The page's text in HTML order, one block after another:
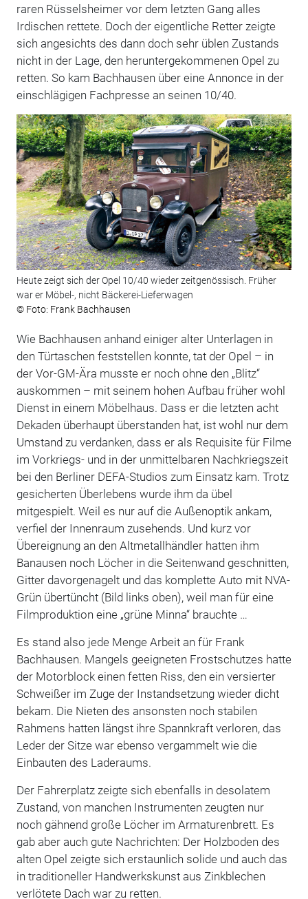
raren Rüsselsheimer vor dem letzten Gang alles
Irdischen rettete. Doch der eigentliche Retter zeigte
sich angesichts des dann doch sehr üblen Zustands
nicht in der Lage, den heruntergekommenen Opel zu
retten. So kam Bachhausen über eine Annonce in der
einschlägigen Fachpresse an seinen 10/40.
Heute zeigt sich der Opel 10/40 wieder zeitgenössisch. Früher
war er Möbel-, nicht Bäckerei-Lieferwagen
© Foto: Frank Bachhausen
Wie Bachhausen anhand einiger alter Unterlagen in
den Türtaschen feststellen konnte, tat der Opel – in
der Vor-GM-Ära musste er noch ohne den „Blitz“
auskommen – mit seinem hohen Aufbau früher wohl
Dienst in einem Möbelhaus. Dass er die letzten acht
Dekaden überhaupt überstanden hat, ist wohl nur dem
Umstand zu verdanken, dass er als Requisite für Filme
im Vorkriegs- und in der unmittelbaren Nachkriegszeit
bei den Berliner DEFA-Studios zum Einsatz kam. Trotz
gesicherten Überlebens wurde ihm da übel
mitgespielt. Weil es nur auf die Außenoptik ankam,
verfiel der Innenraum zusehends. Und kurz vor
Übereignung an den Altmetallhändler hatten ihm
Banausen noch Löcher in die Seitenwand geschnitten,
Gitter davorgenagelt und das komplette Auto mit NVA-
Grün übertüncht (Bild links oben), weil man für eine
Filmproduktion eine „grüne Minna“ brauchte …
Es stand also jede Menge Arbeit an für Frank
Bachhausen. Mangels geeigneten Frostschutzes hatte
der Motorblock einen fetten Riss, den ein versierter
Schweißer im Zuge der Instandsetzung wieder dicht
bekam. Die Nieten des ansonsten noch stabilen
Rahmens hatten längst ihre Spannkraft verloren, das
Leder der Sitze war ebenso vergammelt wie die
Einbauten des Laderaums.
Der Fahrerplatz zeigte sich ebenfalls in desolatem
Zustand, von manchen Instrumenten zeugten nur
noch gähnend große Löcher im Armaturenbrett. Es
gab aber auch gute Nachrichten: Der Holzboden des
alten Opel zeigte sich erstaunlich solide und auch das
in traditioneller Handwerkskunst aus Zinkblechen
verlötete Dach war zu retten.